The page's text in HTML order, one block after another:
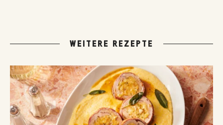
WEITERE REZEPTE